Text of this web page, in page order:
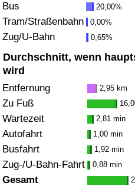
Bus 20,00%
Tram/Straßenbahn 0,00%
Zug/U-Bahn 0,65%
Durchschnitt, wenn
wird
Entfernung 2,95 km
Zu Fuß
Wartezeit 2,81 min
Autofahrt 1,00 min
Busfahrt 1,92 min
Zug-/U-Bahn-Fahrt 0,88 min
Gesamt
Verkehr
Verkehrs-Index
Verkehrs-Index (aktuell)
Verkehrs-Index nach Land